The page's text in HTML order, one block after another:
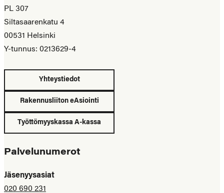
PL 307
Siltasaarenkatu 4
00531 Helsinki
Y-tunnus: 0213629-4
Yhteystiedot
Rakennusliiton eAsiointi
Työttömyyskassa A-kassa
Palvelunumerot
Jäsenyysasiat
020 690 231